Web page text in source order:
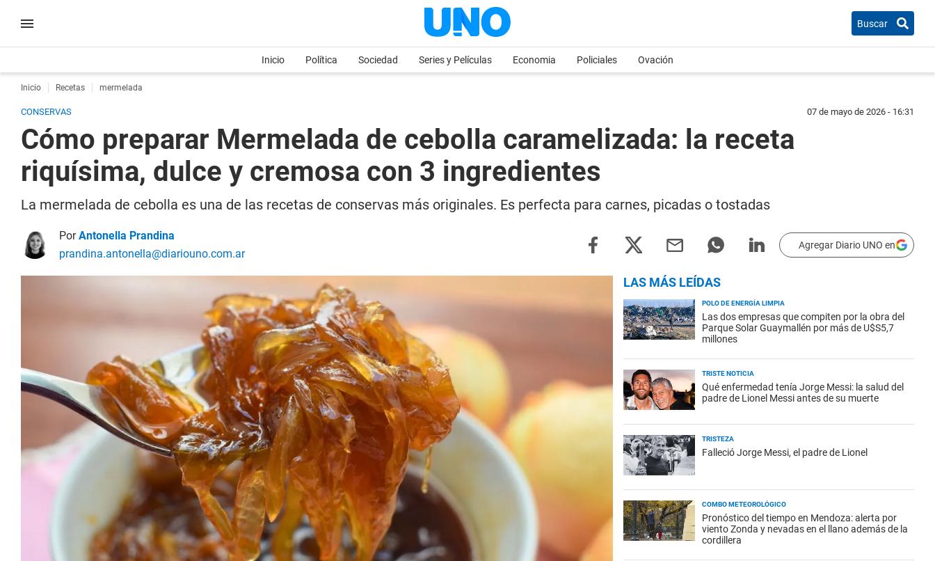
Buscar
Inicio Política Sociedad Series y Películas Economia Policiales Ovación
Inicio Recetas mermelada
CONSERVAS 07 de mayo de 2026 - 16:31
Cómo preparar Mermelada de cebolla caramelizada: la receta
riquísima, dulce y cremosa con 3 ingredientes
La mermelada de cebolla es una de las recetas de conservas más originales. Es perfecta para carnes, picadas o tostadas
PorAntonella Prandina
prandina.antonella@diariouno.com.ar
Agregar Diario UNO en
LAS MÁS LEÍDAS
POLO DE ENERGÍA LIMPIA
Las dos empresas que compiten por la obra del
Parque Solar Guaymallén por más de U$S5,7
millones
TRISTE NOTICIA
Qué enfermedad tenía Jorge Messi: la salud del
padre de Lionel Messi antes de su muerte
TRISTEZA
Falleció Jorge Messi, el padre de Lionel
COMBO METEOROLÓGICO
Pronóstico del tiempo en Mendoza: alerta por
viento Zonda y nevadas en el llano además de la
cordillera